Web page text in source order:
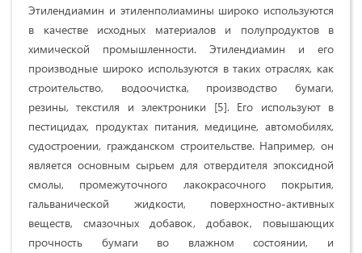
Этилендиамин и этиленполиамины широко используются
в качестве исходных материалов и полупродуктов в
химической промышленности. Этилендиамин и его
производные широко используются в таких отраслях, как
строительство, водоочистка, производство бумаги,
резины, текстиля и электроники [5]. Его используют в
пестицидах, продуктах питания, медицине, автомобилях,
судостроении, гражданском строительстве. Например, он
является основным сырьем для отвердителя эпоксидной
смолы, промежуточного лакокрасочного покрытия,
гальванической жидкости, поверхностно-активных
веществ, смазочных добавок, добавок, повышающих
прочность бумаги во влажном состоянии, и